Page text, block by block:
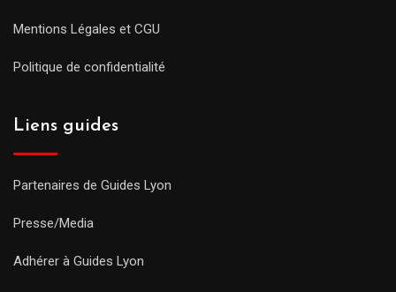
Mentions Légales et CGU
Politique de confidentialité
Liens guides
Partenaires de Guides Lyon
Presse/Media
Adhérer à Guides Lyon